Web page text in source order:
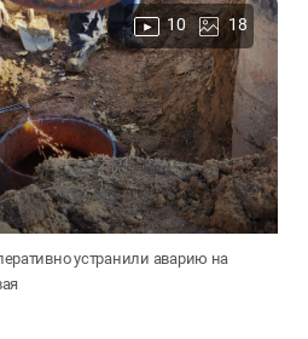
10 18
устранили аварию на